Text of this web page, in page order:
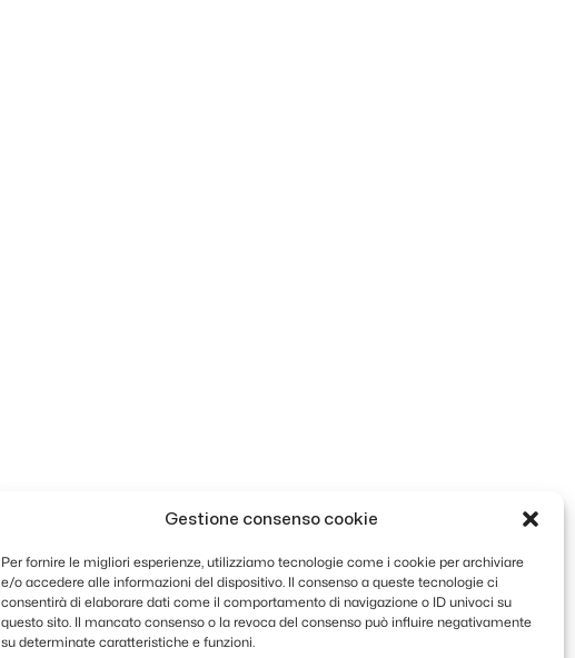
Gestione consenso cookie
Per fornire le migliori esperienze, utilizziamo tecnologie come i cookie per archiviare
e/o accedere alle informazioni del dispositivo. Il consenso a queste tecnologie ci
consentirà di elaborare dati come il comportamento di navigazione o ID univoci su
questo sito. Il mancato consenso o la revoca del consenso può influire negativamente
su determinate caratteristiche e funzioni.